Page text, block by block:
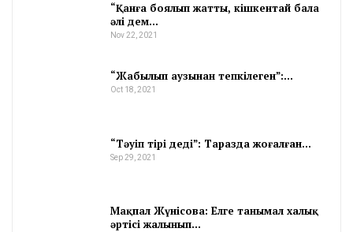
“Қанға боялып жатты, кішкентай бала
әлі дем…
Nov 22, 2021
“Жабылып аузынан тепкілеген”:…
Oct 18, 2021
“Тәуіп тірі деді”: Таразда жоғалған…
Sep 29, 2021
Мақпал Жүнісова: Елге танымал халық
әртісі жалынып…